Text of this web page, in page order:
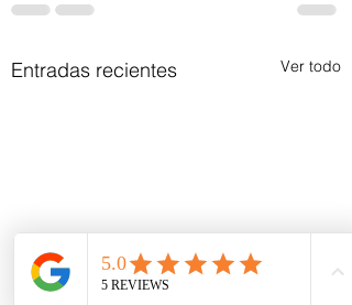
Entradas recientes Ver todo